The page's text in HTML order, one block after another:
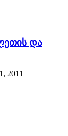
და
2011